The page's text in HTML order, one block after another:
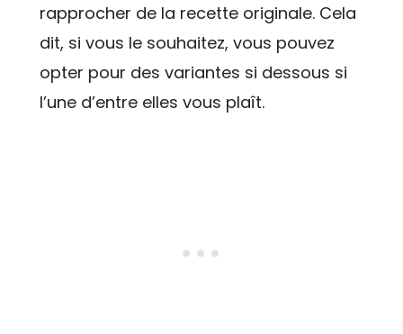
rapprocher de la recette originale. Cela
dit, si vous le souhaitez, vous pouvez
opter pour des variantes si dessous si
l’une d’entre elles vous plaît.